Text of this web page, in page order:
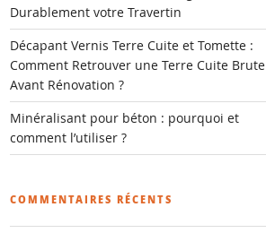
Durablement votre Travertin
Décapant Vernis Terre Cuite et Tomette :
Comment Retrouver une Terre Cuite Brute
Avant Rénovation ?
Minéralisant pour béton : pourquoi et
comment l’utiliser ?
COMMENTAIRES RÉCENTS